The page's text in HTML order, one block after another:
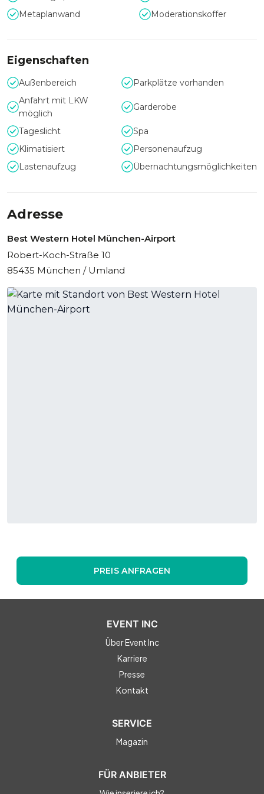
Metaplanwand
Moderationskoffer
Eigenschaften
Außenbereich
Parkplätze vorhanden
Anfahrt mit LKW
möglich
Garderobe
Tageslicht
Spa
Klimatisiert
Personenaufzug
Lastenaufzug
Übernachtungsmöglichkeiten
Adresse
Best Western Hotel München-Airport
Robert-Koch-Straße 10
85435 München / Umland
PREIS ANFRAGEN
EVENT INC
Über Event Inc
Karriere
Presse
Kontakt
SERVICE
Magazin
FÜR ANBIETER